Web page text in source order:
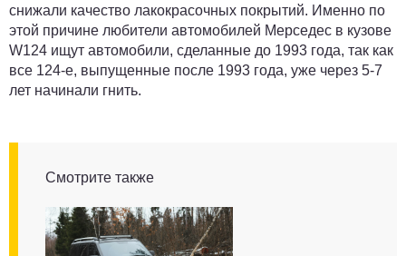
снижали качество лакокрасочных покрытий. Именно по
этой причине любители автомобилей Мерседес в кузове
W124 ищут автомобили, сделанные до 1993 года, так как
все 124-е, выпущенные после 1993 года, уже через 5-7
лет начинали гнить.
Смотрите также